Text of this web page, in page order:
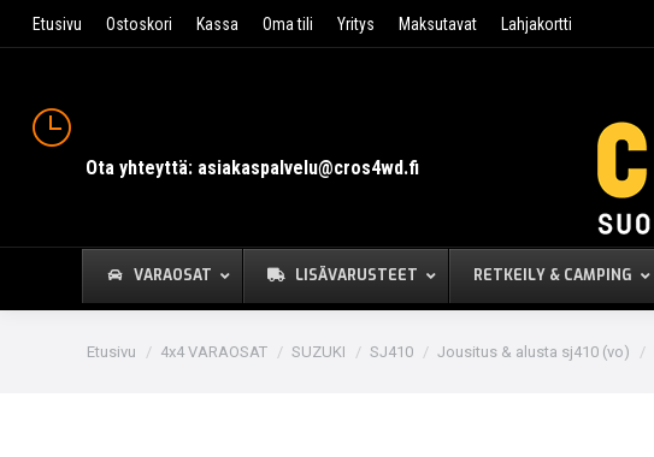
Etusivu Ostoskori Kassa Oma tili Yritys Maksutavat Lahjakortti
Ota yhteyttä: asiakaspalvelu@cros4wd.fi
VARAOSAT LISÄVARUSTEET RETKEILY & CAMPING
You are here:
Etusivu 4x4 VARAOSAT SUZUKI SJ410 Jousitus & alusta sj410 (vo)